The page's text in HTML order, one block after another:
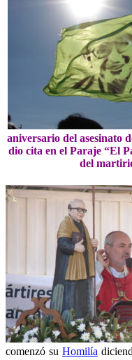
aniversario del asesinato
dio cita en el Paraje “El
del
comenzó su Homilía